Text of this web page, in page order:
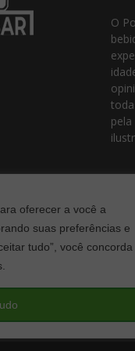
oferecer a você a
suas preferências e
tudo”, você concorda
O